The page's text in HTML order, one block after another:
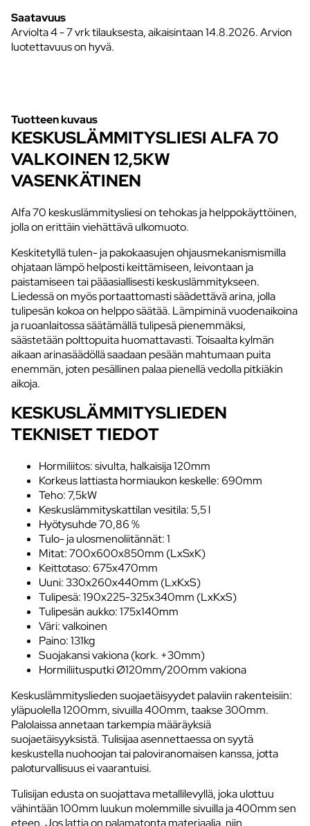
Saatavuus
Arviolta4 - 7 vrk tilauksesta, aikaisintaan 14.8.2026.Arvion
luotettavuus on hyvä.
Tuotteen kuvaus
KESKUSLÄMMITYSLIESI ALFA 70
VALKOINEN 12,5KW
VASENKÄTINEN
Alfa 70 keskuslämmitysliesi on tehokas ja helppokäyttöinen,
jolla on erittäin viehättävä ulkomuoto.
Keskitetyllä tulen- ja pakokaasujen ohjausmekanismismilla
ohjataan lämpö helposti keittämiseen, leivontaan ja
paistamiseen tai pääasiallisesti keskuslämmitykseen.
Liedessä on myös portaattomasti säädettävä arina, jolla
tulipesän kokoa on helppo säätää. Lämpiminä vuodenaikoina
ja ruoanlaitossa säätämällä tulipesä pienemmäksi,
säästetään polttopuita huomattavasti. Toisaalta kylmän
aikaan arinasäädöllä saadaan pesään mahtumaan puita
enemmän, joten pesällinen palaa pienellä vedolla pitkiäkin
aikoja.
KESKUSLÄMMITYSLIEDEN
TEKNISET TIEDOT
Hormiliitos: sivulta, halkaisija 120mm
Korkeus lattiasta hormiaukon keskelle: 690mm
Teho: 7,5kW
Keskuslämmityskattilan vesitila: 5,5 l
Hyötysuhde 70,86 %
Tulo- ja ulosmenoliitännät: 1
Mitat: 700x600x850mm (LxSxK)
Keittotaso: 675x470mm
Uuni: 330x260x440mm (LxKxS)
Tulipesä: 190x225-325x340mm (LxKxS)
Tulipesän aukko: 175x140mm
Väri: valkoinen
Paino: 131kg
Suojakansi vakiona (kork. +30mm)
Hormiliitusputki Ø120mm/200mm vakiona
Keskuslämmityslieden suojaetäisyydet palaviin rakenteisiin:
yläpuolella 1200mm, sivuilla 400mm, taakse 300mm.
Palolaissa annetaan tarkempia määräyksiä
suojaetäisyyksistä. Tulisijaa asennettaessa on syytä
keskustella nuohoojan tai paloviranomaisen kanssa, jotta
paloturvallisuus ei vaarantuisi.
Tulisijan edusta on suojattava metallilevyllä, joka ulottuu
vähintään 100mm luukun molemmille sivuilla ja 400mm sen
eteen. Jos lattia on palamatonta materiaalia, niin